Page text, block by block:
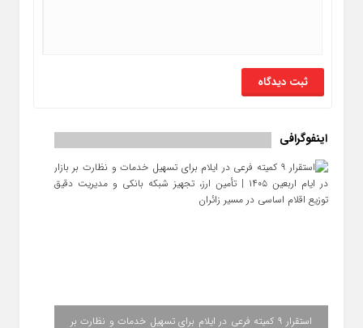
اینفوگرافی
استقرار ۹ کمیته فرعی در ایلام برای تسهیل خدمات و نظارت بر